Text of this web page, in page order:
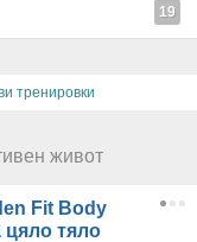
19
тренировки
живот
Fit Body
цяло тяло